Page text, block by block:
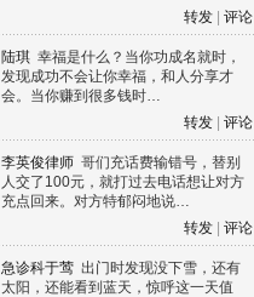
转发
评论
陆琪 幸福是什么？当你功成名就时，
发现成功不会让你幸福，和人分享才
会。当你赚到很多钱时…
转发
评论
李英俊律师 哥们充话费输错号，替别
人交了100元，就打过去电话想让对方
充点回来。对方特郁闷地说…
转发
评论
急诊科于莺 出门时发现没下雪，还有
太阳，还能看到蓝天，惊呼这一天值